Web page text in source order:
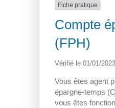
Fiche pratique
Compte
(FPH)
Vérifié le 01/01/
Vous êtes agent
épargne-temps
vous êtes